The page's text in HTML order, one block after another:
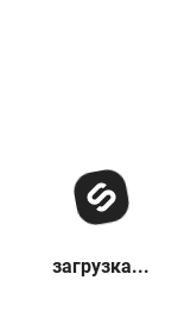
загрузка...